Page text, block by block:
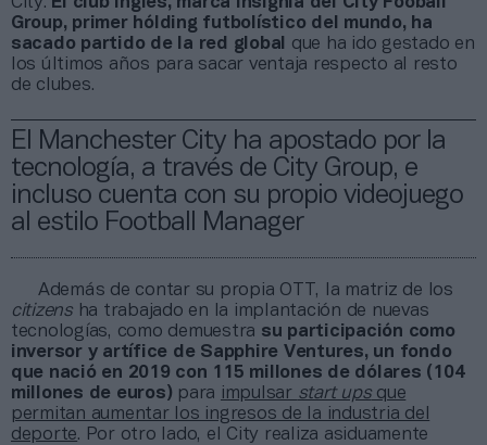
Group, primer hólding futbolístico del mundo, ha
sacado partido de la red global
que ha ido gestado en
los últimos años para sacar ventaja respecto al resto
de clubes.
El Manchester City ha apostado por la
tecnología, a través de City Group, e
incluso cuenta con su propio videojuego
al estilo Football Manager
Además de contar su propia OTT, la matriz de los
citizensha trabajado en la implantación de nuevas
tecnologías, como demuestra su participación como
inversor y artífice de Sapphire Ventures, un fondo
que nació en 2019 con 115 millones de dólares (104
millones de euros) para impulsar start upsque
permitan aumentar los ingresos de la industria del
deporte. Por otro lado, el City realiza asiduamente